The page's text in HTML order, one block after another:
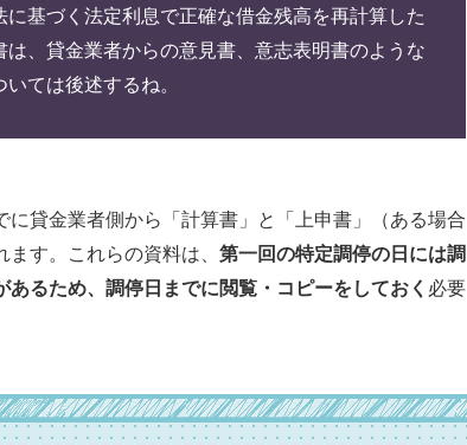
に基づく法定利息で正確な借金残高を再計算した
は、貸金業者からの意見書、意志表明書のような
ては後述するね。
貸金業者側から「計算書」と「上申書」（ある場合
す。これらの資料は、 第一回の特定調停の日には調
るため、調停日までに閲覧・コピーをしておく 必要